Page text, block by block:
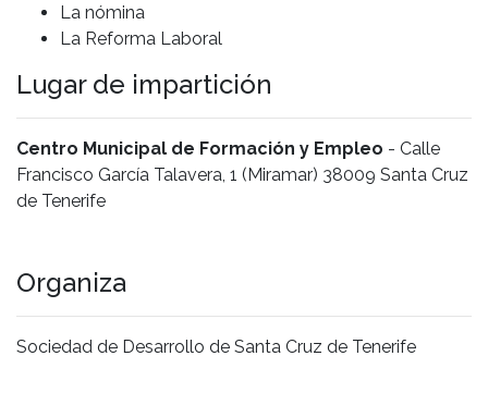
La nómina
La Reforma Laboral
Lugar de impartición
Centro Municipal de Formación y Empleo - Calle
Francisco García Talavera, 1 (Miramar) 38009 Santa Cruz
de Tenerife
Organiza
Sociedad de Desarrollo de Santa Cruz de Tenerife